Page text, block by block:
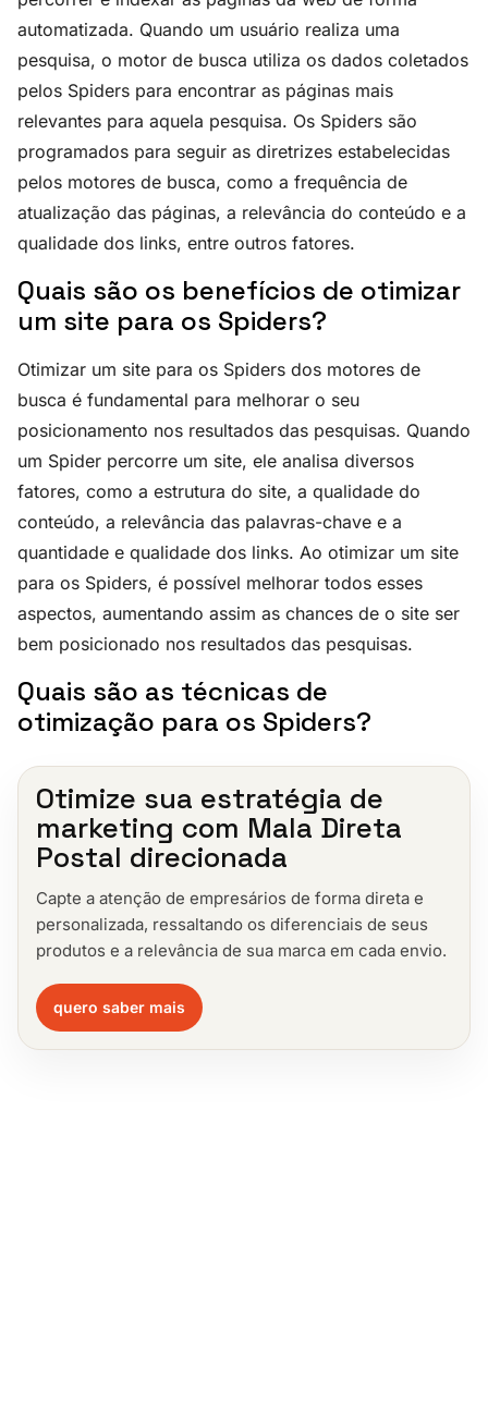
automatizada. Quando um usuário realiza uma
pesquisa, o motor de busca utiliza os dados coletados
pelos Spiders para encontrar as páginas mais
relevantes para aquela pesquisa. Os Spiders são
programados para seguir as diretrizes estabelecidas
pelos motores de busca, como a frequência de
atualização das páginas, a relevância do conteúdo e a
qualidade dos links, entre outros fatores.
Quais são os benefícios de otimizar
um site para os Spiders?
Otimizar um site para os Spiders dos motores de
busca é fundamental para melhorar o seu
posicionamento nos resultados das pesquisas. Quando
um Spider percorre um site, ele analisa diversos
fatores, como a estrutura do site, a qualidade do
conteúdo, a relevância das palavras-chave e a
quantidade e qualidade dos links. Ao otimizar um site
para os Spiders, é possível melhorar todos esses
aspectos, aumentando assim as chances de o site ser
bem posicionado nos resultados das pesquisas.
Quais são as técnicas de
otimização para os Spiders?
Otimize sua estratégia de
marketing com Mala Direta
Postal direcionada
Capte a atenção de empresários de forma direta e
personalizada, ressaltando os diferenciais de seus
produtos e a relevância de sua marca em cada envio.
quero saber mais